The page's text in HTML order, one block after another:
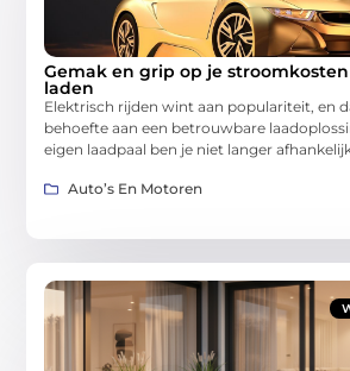
Gemak en grip op je
laden
Elektrisch rijden wint aan populariteit, en
behoefte aan een betrouwbare
eigen laadpaal ben je niet langer
Auto’s En Motoren